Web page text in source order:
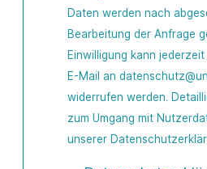
Daten werden nach
Bearbeitung der Anfrage
Einwilligung kann
E-Mail an
widerrufen werden.
zum Umgang mit
unserer